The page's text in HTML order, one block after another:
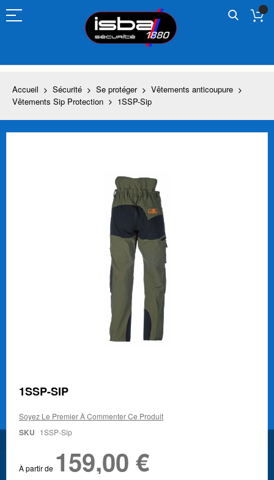
au
contenu
Accueil Sécurité Se protéger
Vêtements anticoupure
Vêtements Sip Protection
1SSP-Sip
Skip
to
beginning
of
1SSP-SIP
Soyez Le Premier À Commenter Ce Produit
SKU 1SSP-Sip
À partir de 159,00 €